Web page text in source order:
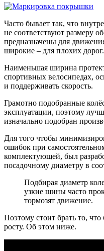
Часто бывает так, что
не соответствуют размеру
предназначены для
широкие – для плохих дорог.
Наименьшая ширина
спортивных велосипедах,
и поддерживать скорость.
Грамотно подобранные
эксплуатации, поэтому
изначально подобран
Для того чтобы
ошибок при
комплектующей, был
посадочному диаметру в
Подбирая диаметр
узкие шины часто
тормозят движение.
Поэтому стоит брать то,
росту. Об этом ниже.